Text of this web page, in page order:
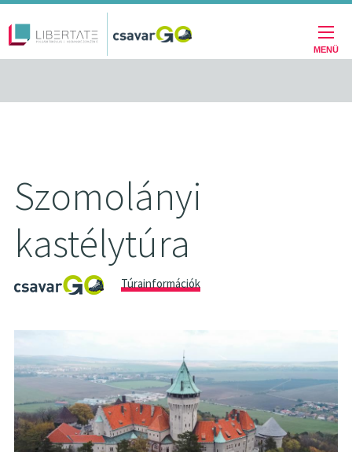
tartalomra
Fő
navigáció
MENÜ
Szomolányi
kastélytúra
Túrainformációk